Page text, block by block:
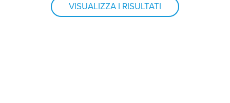
VISUALIZZA I RISULTATI